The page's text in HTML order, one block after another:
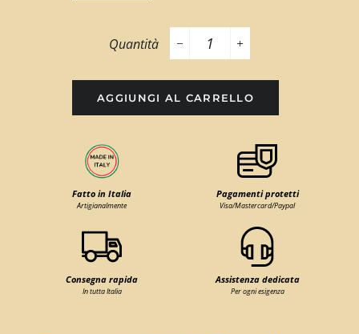
Quantità
−
+
AGGIUNGI AL CARRELLO
Fatto in Italia
Artigianalmente
Pagamenti protetti
Visa/Mastercard/Paypal
Consegna rapida
In tutta Italia
Assistenza dedicata
Per ogni esigenza